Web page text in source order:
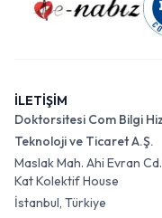
İLETİŞİM
Doktorsitesi Com Bilgi
Teknoloji ve Ticaret A.Ş.
Maslak Mah. Ahi Evran
Kat Kolektif House
İstanbul, Türkiye